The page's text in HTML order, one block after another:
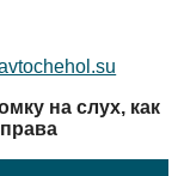
на слух, как